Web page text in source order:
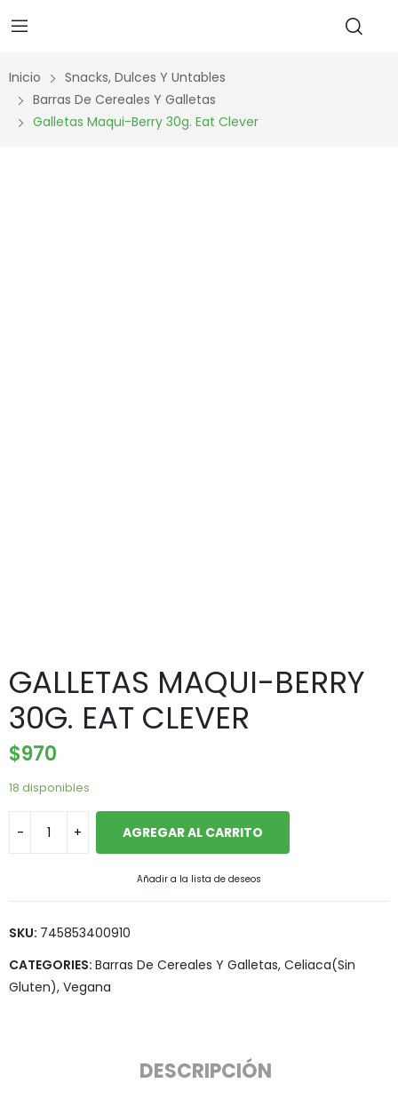
Inicio
Snacks, Dulces Y Untables
Barras De Cereales Y Galletas
Galletas Maqui-Berry 30g. Eat Clever
GALLETAS MAQUI-BERRY
30G. EAT CLEVER
$970
18 disponibles
AGREGAR AL CARRITO
Añadir a la lista de deseos
SKU: 745853400910
CATEGORIES: Barras De Cereales Y Galletas, Celiaca(Sin
Gluten), Vegana
DESCRIPCIÓN